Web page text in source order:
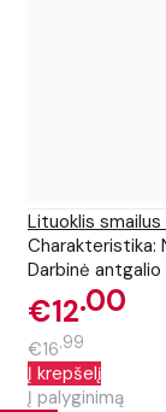
Lituoklis
Charakteristika:
Darbinė
€12 00
€16 99
Į krepšelį
Į palyginimą